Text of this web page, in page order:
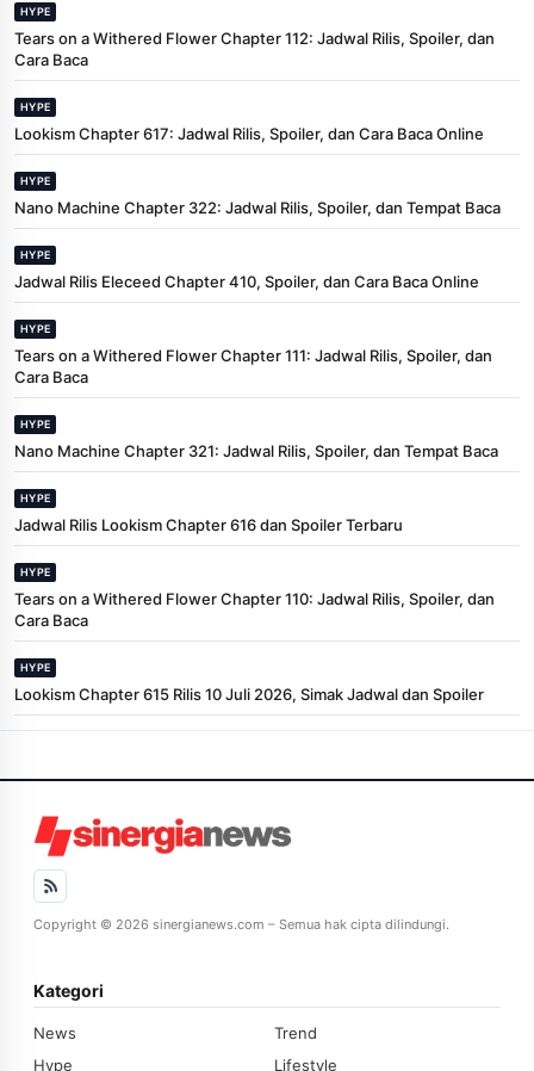
HYPE
Tears on a Withered Flower Chapter 112: Jadwal Rilis, Spoiler, dan
Cara Baca
HYPE
Lookism Chapter 617: Jadwal Rilis, Spoiler, dan Cara Baca Online
HYPE
Nano Machine Chapter 322: Jadwal Rilis, Spoiler, dan Tempat Baca
HYPE
Jadwal Rilis Eleceed Chapter 410, Spoiler, dan Cara Baca Online
HYPE
Tears on a Withered Flower Chapter 111: Jadwal Rilis, Spoiler, dan
Cara Baca
HYPE
Nano Machine Chapter 321: Jadwal Rilis, Spoiler, dan Tempat Baca
HYPE
Jadwal Rilis Lookism Chapter 616 dan Spoiler Terbaru
HYPE
Tears on a Withered Flower Chapter 110: Jadwal Rilis, Spoiler, dan
Cara Baca
HYPE
Lookism Chapter 615 Rilis 10 Juli 2026, Simak Jadwal dan Spoiler
Copyright © 2026 sinergianews.com – Semua hak cipta dilindungi.
Kategori
News
Trend
Hype
Lifestyle